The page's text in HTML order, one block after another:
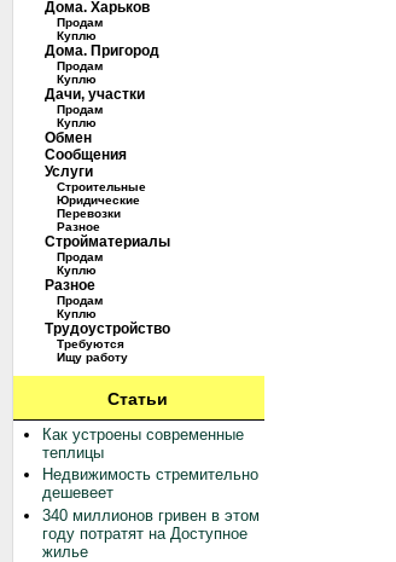
Дома. Харьков
Продам
Куплю
Дома. Пригород
Продам
Куплю
Дачи, участки
Продам
Куплю
Обмен
Сообщения
Услуги
Строительные
Юридические
Перевозки
Разное
Стройматериалы
Продам
Куплю
Разное
Продам
Куплю
Трудоустройство
Требуются
Ищу работу
Статьи
Как устроены современные
теплицы
Недвижимость стремительно
дешевеет
340 миллионов гривен в этом
году потратят на Доступное
жилье